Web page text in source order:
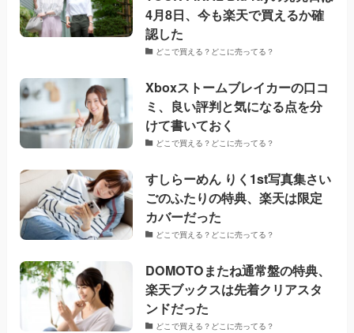
4月8日、今も楽天で買えるか確
認した
どこで買える？どこに売ってる？
Xboxストームブレイカーの口コ
ミ、良い評判と気になる点を分
けて書いておく
どこで買える？どこに売ってる？
すしらーめん りく1st写真集さい
ごのふたりの特典、楽天は限定
カバーだった
どこで買える？どこに売ってる？
DOMOTOまたね通常盤の特典、
楽天ブックスは先着クリアスタ
ンドだった
どこで買える？どこに売ってる？